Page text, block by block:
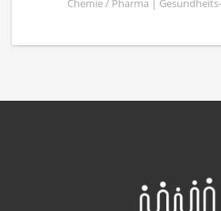
Chemie / Pharma |